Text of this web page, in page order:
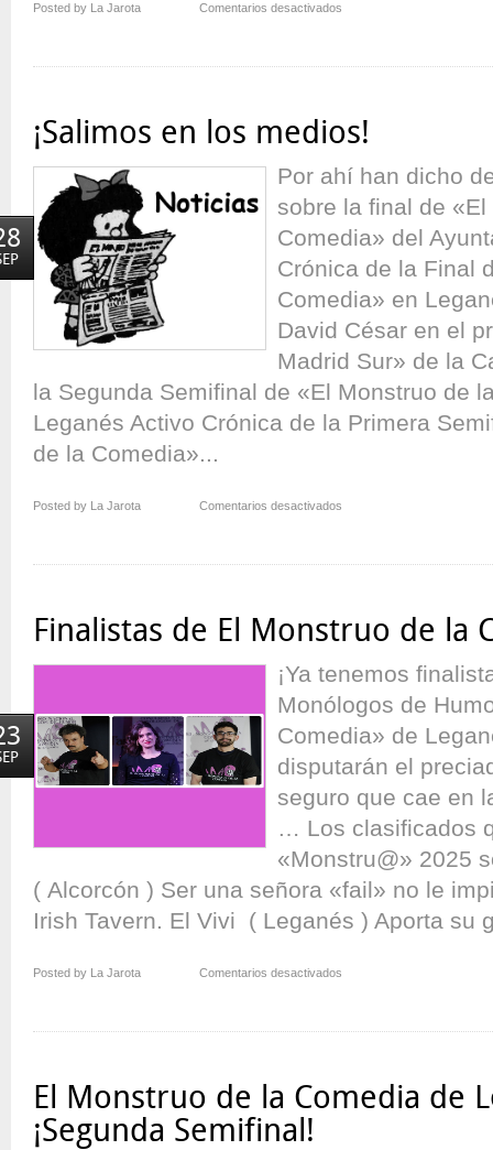
Posted by La Jarota Comentarios desactivados
¡Salimos en los medios!
Por ahí han dicho
sobre la final de
Comedia» del
Crónica de la Final
Comedia» en
David César en el
Madrid Sur» de la
la Segunda Semifinal de «El Monstruo de
Leganés Activo Crónica de la Primera
de la Comedia»...
Posted by La Jarota Comentarios desactivados
los
Finalistas de El Monstruo de la
¡Ya tenemos
Monólogos de
Comedia» de
disputarán el
seguro que cae en
… Los clasificados
«Monstru@» 2025
( Alcorcón ) Ser una señora «fail» no le
Irish Tavern. El Vivi ( Leganés ) Aporta su
Posted by La Jarota Comentarios desactivados
El
la
El Monstruo de la Comedia de
¡Segunda Semifinal!